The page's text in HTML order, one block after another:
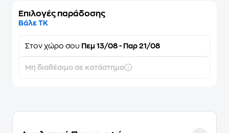
Επιλογές παράδοσης
Βάλε ΤΚ
Στον χώρο σου Πεμ 13/08 - Παρ 21/08
Μη διαθέσιμο σε κατάστημα